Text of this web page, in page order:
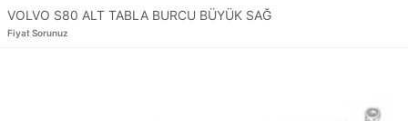
VOLVO S80 ALT TABLA BURCU BÜYÜK SAĞ
Fiyat Sorunuz